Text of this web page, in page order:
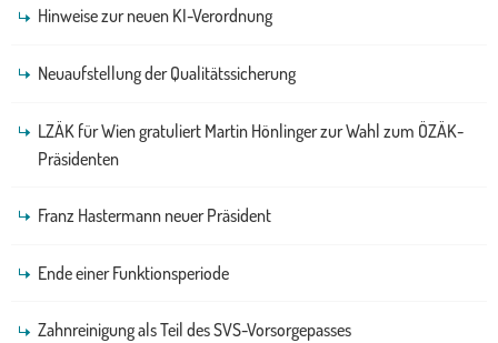
Hinweise zur neuen KI-Verordnung
Neuaufstellung der Qualitätssicherung
LZÄK für Wien gratuliert Martin Hönlinger zur Wahl zum ÖZÄK-
Präsidenten
Franz Hastermann neuer Präsident
Ende einer Funktionsperiode
Zahnreinigung als Teil des SVS-Vorsorgepasses